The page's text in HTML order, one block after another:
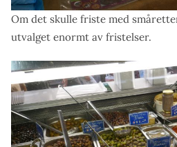
Om det skulle friste med
utvalget enormt av fristelser.